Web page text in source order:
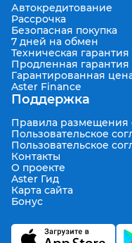
Автокредитование
Рассрочка
Безопасная покупка
7 дней на обмен
Техническая
Продленная гарантия
Гарантированная
Aster Finance
Поддержка
Правила размещения
Пользовательское
Пользовательское
Контакты
О проекте
Aster Гид
Карта сайта
Бонус